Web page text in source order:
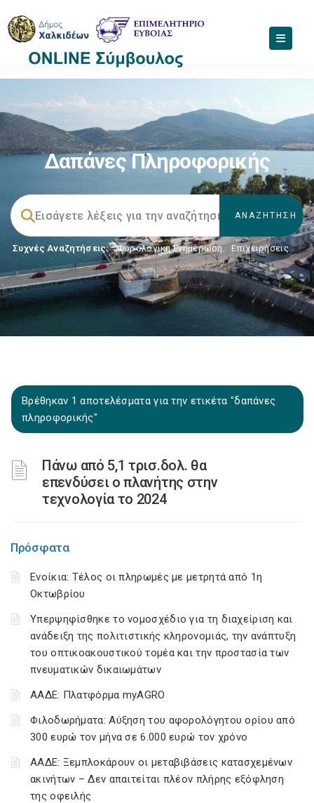
Δαπάνες Πληροφορικής
Συχνές Αναζητήσεις: Φορολογικη Ενημέρωση, Επιχειρήσεις
Βρέθηκαν 1 αποτελέσματα για την ετικέτα "δαπάνες
πληροφορικής"
Πάνω από 5,1 τρισ.δολ. θα
επενδύσει ο πλανήτης στην
τεχνολογία το 2024
Πρόσφατα
Ενοίκια: Τέλος οι πληρωμές με μετρητά από 1η
Οκτωβρίου
Υπερψηφίσθηκε το νομοσχέδιο για τη διαχείριση και
ανάδειξη της πολιτιστικής κληρονομιάς, την ανάπτυξη
του οπτικοακουστικού τομέα και την προστασία των
πνευματικών δικαιωμάτων
ΑΑΔΕ: Πλατφόρμα myAGRO
Φιλοδωρήματα: Αύξηση του αφορολόγητου ορίου από
300 ευρώ τον μήνα σε 6.000 ευρώ τον χρόνο
ΑΑΔΕ: Ξεμπλοκάρουν οι μεταβιβάσεις κατασχεμένων
ακινήτων – Δεν απαιτείται πλέον πλήρης εξόφληση
της οφειλής